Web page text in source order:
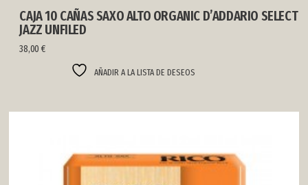
CAJA 10 CAÑAS SAXO ALTO ORGANIC D’ADDARIO SELECT
JAZZ UNFILED
38,00 €
AÑADIR A LA LISTA DE DESEOS